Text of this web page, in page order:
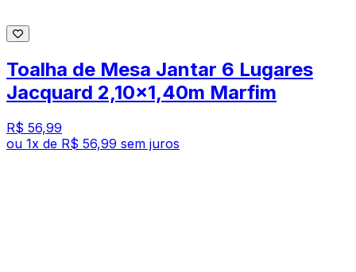
Toalha de Mesa Jantar 6 Lugares
Jacquard 2,10x1,40m Marfim
R$ 56,99
ou 1x de R$ 56,99 sem juros